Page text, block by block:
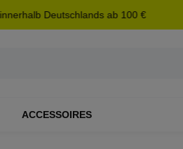
Deutschlands ab 100 €
ACCESSOIRES